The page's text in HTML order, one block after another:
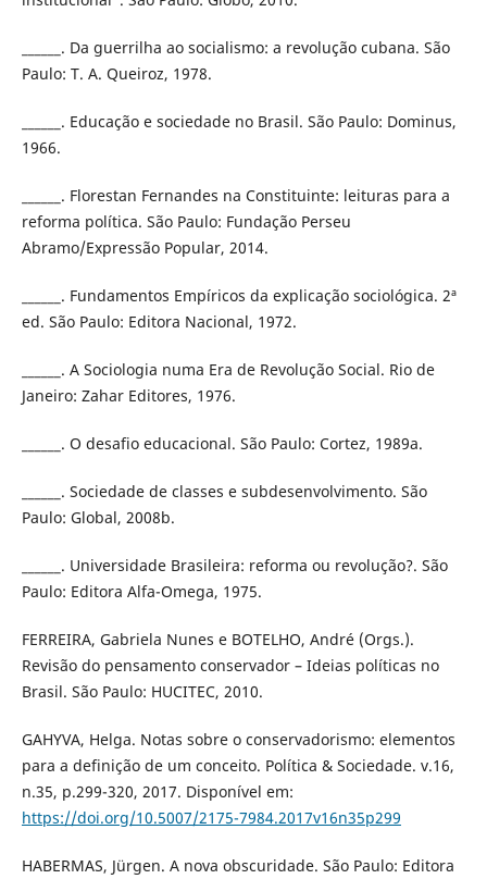
______. Da guerrilha ao socialismo: a revolução cubana. São
Paulo: T. A. Queiroz, 1978.
______. Educação e sociedade no Brasil. São Paulo: Dominus,
1966.
______. Florestan Fernandes na Constituinte: leituras para a
reforma política. São Paulo: Fundação Perseu
Abramo/Expressão Popular, 2014.
______. Fundamentos Empíricos da explicação sociológica. 2ª
ed. São Paulo: Editora Nacional, 1972.
______. A Sociologia numa Era de Revolução Social. Rio de
Janeiro: Zahar Editores, 1976.
______. O desafio educacional. São Paulo: Cortez, 1989a.
______. Sociedade de classes e subdesenvolvimento. São
Paulo: Global, 2008b.
______. Universidade Brasileira: reforma ou revolução?. São
Paulo: Editora Alfa-Omega, 1975.
FERREIRA, Gabriela Nunes e BOTELHO, André (Orgs.).
Revisão do pensamento conservador – Ideias políticas no
Brasil. São Paulo: HUCITEC, 2010.
GAHYVA, Helga. Notas sobre o conservadorismo: elementos
para a definição de um conceito. Política & Sociedade. v.16,
n.35, p.299-320, 2017. Disponível em:
https://doi.org/10.5007/2175-7984.2017v16n35p299
HABERMAS, Jürgen. A nova obscuridade. São Paulo: Editora